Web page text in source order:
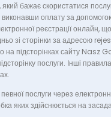
який бажає скористатися
оплату за
реєстрації
зі сторінки за адресою
на підсторінках сайту Nasz
послуги. Інші
послуги через
яких здійснюється на